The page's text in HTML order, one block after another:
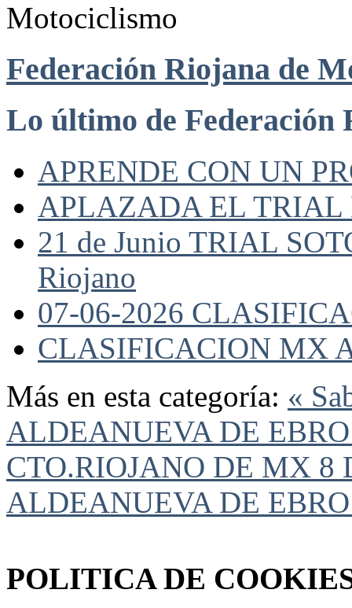
Federación Riojana de
Lo último de Federación
APRENDE CON UN
APLAZADA EL TRIAL
21 de Junio TRIAL
Riojano
07-06-2026
CLASIFICACION MX
Más en esta categoría: «
ALDEANUEVA DE
CTO.RIOJANO DE MX 8
ALDEANUEVA DE
POLITICA DE